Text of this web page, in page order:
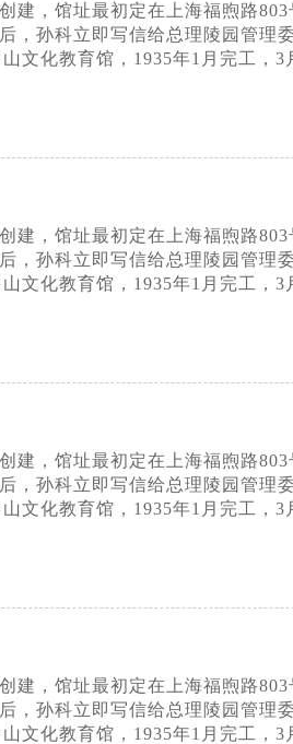
建，馆址最初定在上海福煦路
，孙科立即写信给总理陵园管理
文化教育馆，1935年1月完工，
建，馆址最初定在上海福煦路
，孙科立即写信给总理陵园管理
文化教育馆，1935年1月完工，
建，馆址最初定在上海福煦路
，孙科立即写信给总理陵园管理
文化教育馆，1935年1月完工，
建，馆址最初定在上海福煦路
，孙科立即写信给总理陵园管理
文化教育馆，1935年1月完工，